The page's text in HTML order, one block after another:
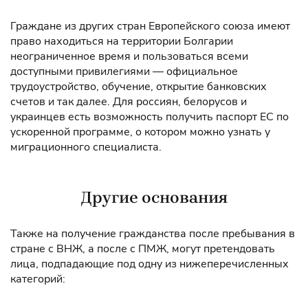
Граждане из других стран Европейского союза имеют
право находиться на территории Болгарии
неограниченное время и пользоваться всеми
доступными привилегиями — официальное
трудоустройство, обучение, открытие банковских
счетов и так далее. Для россиян, белорусов и
украинцев есть возможность получить паспорт ЕС по
ускоренной программе, о котором можно узнать у
миграционного специалиста.
Другие основания
Также на получение гражданства после пребывания в
стране с ВНЖ, а после с ПМЖ, могут претендовать
лица, подпадающие под одну из нижеперечисленных
категорий: